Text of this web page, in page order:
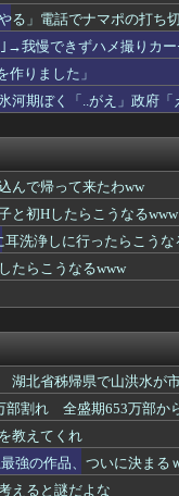
しなびる
題に
点突破は4％未満・・...
を銃殺。いよいよアメリ
パンを履き…女性の方々...
披露してしまうｗｗｗｗ
ｗｗｗｗwwww
ｗｗｗｗ
www
繰り返す 中学生含む7人
いで倒産・・・
る」電話でナマポの打ち
我慢できずハメ撮りカ
作りました」
河期ぼく「..がえ」政府「
んで帰って来たわww
と初Hしたらこうなるwww
洗浄しに行ったらこうな
たらこうなるwww
湖北省秭帰県で山洪水が
部割れ 全盛期653万部
教えてくれ
強の作品、ついに決まる
えると謎だよな